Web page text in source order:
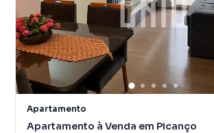
Apartamento
Apartamento à Venda em Picanço